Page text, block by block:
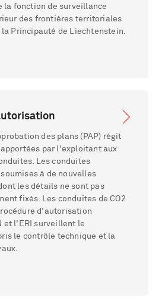
la fonction de surveillance
des frontières territoriales
la Principauté de Liechtenstein.
des plans (PAP) régit
par l'exploitant aux
Les conduites
à de nouvelles
les détails ne sont pas
fixés. Les conduites de CO2
d'autorisation
et l'ERI surveillent le
le contrôle technique et la